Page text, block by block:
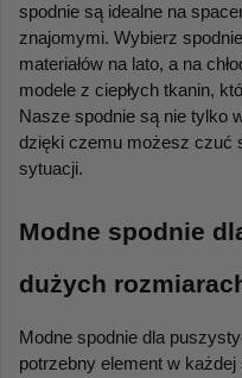
spodnie są idealne na
znajomymi. Wybierz
materiałów na lato, a na
modele z ciepłych tkanin,
Nasze spodnie są nie tylko
dzięki czemu możesz czuć
sytuacji.
Modne spodnie
dużych
Modne spodnie dla
potrzebny element w